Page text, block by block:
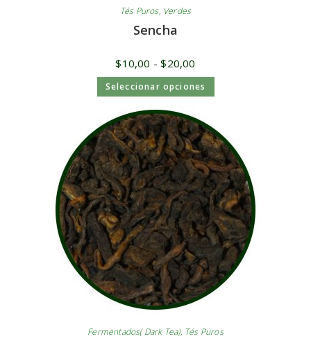
Tés Puros, Verdes
Sencha
$10,00 - $20,00
Seleccionar opciones
Fermentados( Dark Tea), Tés Puros